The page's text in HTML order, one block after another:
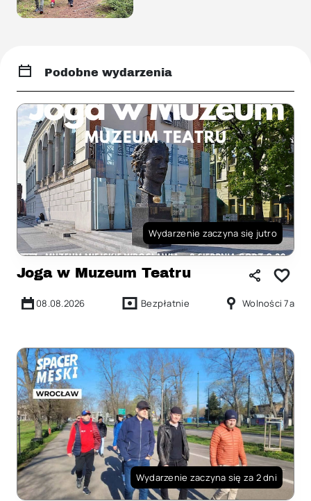
Podobne wydarzenia
Wydarzenie zaczyna się jutro
Joga w Muzeum Teatru
08.08.2026 Bezpłatnie Wolności 7a
Wydarzenie zaczyna się za 2 dni